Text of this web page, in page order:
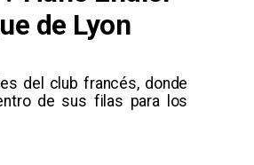
de Lyon
del club francés, donde
de sus filas para los